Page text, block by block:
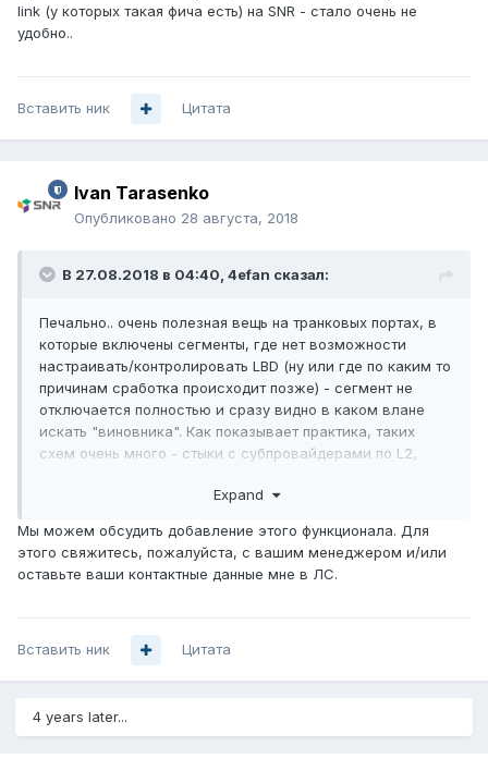
link (у которых такая фича есть) на SNR - стало очень не
удобно..
Вставить ник Цитата
Ivan Tarasenko
Опубликовано 28 августа, 2018
В 27.08.2018 в 04:40, 4efan сказал:
Печально.. очень полезная вещь на транковых портах, в
которые включены сегменты, где нет возможности
настраивать/контролировать LBD (ну или где по каким то
причинам сработка происходит позже) - сегмент не
отключается полностью и сразу видно в каком влане
искать "виновника". Как показывает практика, таких
схем очень много - стыки с субпровайдерами по L2,
агрегации доступа D-link (у ко
Expand
Мы можем обсудить добавление этого функционала. Для
этого свяжитесь, пожалуйста, с вашим менеджером и/или
оставьте ваши контактные данные мне в ЛС.
Вставить ник Цитата
4 years later...